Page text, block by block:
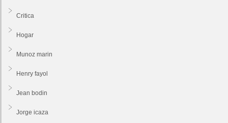
Critica
Hogar
Munoz marin
Henry fayol
Jean bodin
Jorge icaza